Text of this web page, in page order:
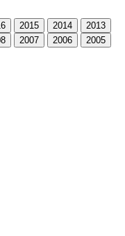
2015 2014
2013
2007 2006
2005